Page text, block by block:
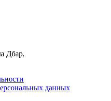
Дбар,
данных